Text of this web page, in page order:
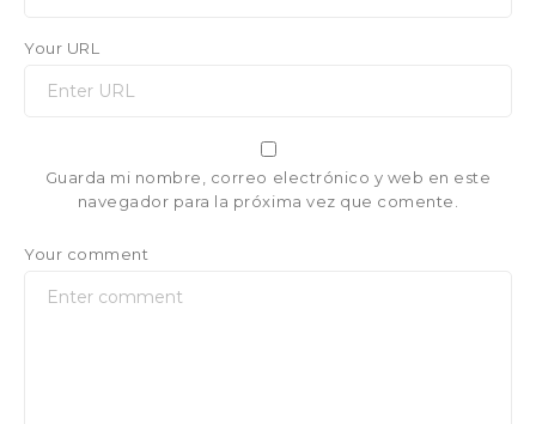
Your URL
Guarda mi nombre, correo electrónico y web en este
navegador para la próxima vez que comente.
Your comment